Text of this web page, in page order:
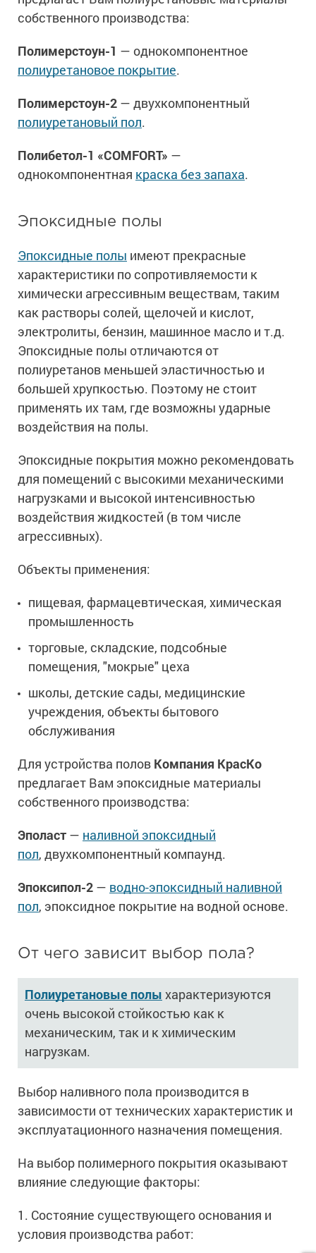
собственного производства:
Полимерстоун-1 — однокомпонентное
полиуретановое покрытие.
Полимерстоун-2 — двухкомпонентный
полиуретановый пол.
Полибетол-1 «COMFORT» —
однокомпонентная краска без запаха.
Эпоксидные полы
Эпоксидные полы имеют прекрасные
характеристики по сопротивляемости к
химически агрессивным веществам, таким
как растворы солей, щелочей и кислот,
электролиты, бензин, машинное масло и т.д.
Эпоксидные полы отличаются от
полиуретанов меньшей эластичностью и
большей хрупкостью. Поэтому не стоит
применять их там, где возможны ударные
воздействия на полы.
Эпоксидные покрытия можно рекомендовать
для помещений с высокими механическими
нагрузками и высокой интенсивностью
воздействия жидкостей (в том числе
агрессивных).
Объекты применения:
пищевая, фармацевтическая, химическая
промышленность
торговые, складские, подсобные
помещения, "мокрые" цеха
школы, детские сады, медицинские
учреждения, объекты бытового
обслуживания
Для устройства полов Компания КрасКо
предлагает Вам эпоксидные материалы
собственного производства:
Эполаст — наливной эпоксидный
пол, двухкомпонентный компаунд.
Эпоксипол-2 — водно-эпоксидный наливной
пол, эпоксидное покрытие на водной основе.
От чего зависит выбор пола?
Полиуретановые полы характеризуются
очень высокой стойкостью как к
механическим, так и к химическим
нагрузкам.
Выбор наливного пола производится в
зависимости от технических характеристик и
эксплуатационного назначения помещения.
На выбор полимерного покрытия оказывают
влияние следующие факторы:
1. Состояние существующего основания и
условия производства работ: